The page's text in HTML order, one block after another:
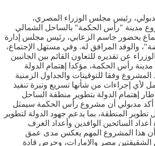
رئيس مجلس الوزراء المصري،
مدينة "رأس الحكمة" بالساحل الشمالي
بحضور جاسم الزعابي، رئيس مجلس إدارة
والوفد المرافق له. وفي مستهل الإجتماع،
عن تقديره للتعاون القائم بين الجانبين
رأس الحكمة، مؤكدا إهتمام الدولة
المشروع وفقا للتوقيتات والجداول الزمنية
لأي إجراءات من شأنها تسريع وتيرة تنفيذ
إهتمام الدولة بتطوير منطقة الساحل
أكد مدبولي أن مشروع رأس الحكمة سيمثل
المنطقة، بما يدعم جهود الدولة لتطوير
السائحين الوافدين وأعداد الغرف
أن هذا المشروع المهم يعكس مدى عمق
الشقيقتين مصر والإمارات، وحرص قادة